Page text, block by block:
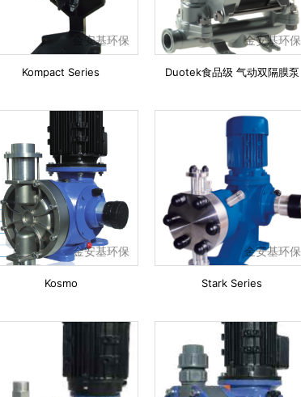
金安基环保
Kompact Series
金安基环保
Duotek食品级 气动双隔膜泵
金安基环保
Kosmo
金安基环保
Stark Series